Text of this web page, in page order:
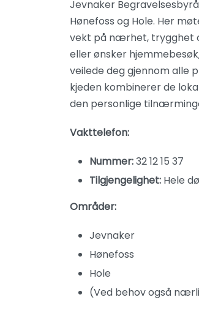
Jevnaker
Hønefoss og Hole. Her
vekt på nærhet, trygghet
eller ønsker
veilede deg gjennom alle
kjeden kombinerer de
den personlige
Vakttelefon:
Nummer:32 12 15 37
Tilgjengelighet: Hele
Områder:
Jevnaker
Hønefoss
Hole
(Ved behov også